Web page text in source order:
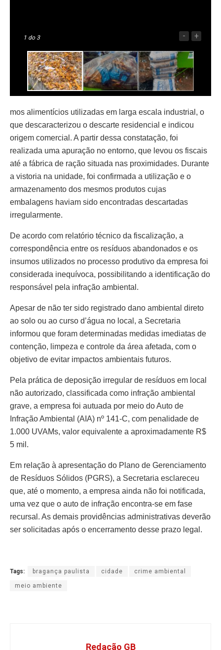
1 do 3 - +
mos alimentícios utilizadas em larga escala industrial, o
que descaracterizou o descarte residencial e indicou
origem comercial. A partir dessa constatação, foi
realizada uma apuração no entorno, que levou os fiscais
até a fábrica de ração situada nas proximidades. Durante
a vistoria na unidade, foi confirmada a utilização e o
armazenamento dos mesmos produtos cujas
embalagens haviam sido encontradas descartadas
irregularmente.
De acordo com relatório técnico da fiscalização, a
correspondência entre os resíduos abandonados e os
insumos utilizados no processo produtivo da empresa foi
considerada inequívoca, possibilitando a identificação do
responsável pela infração ambiental.
Apesar de não ter sido registrado dano ambiental direto
ao solo ou ao curso d’água no local, a Secretaria
informou que foram determinadas medidas imediatas de
contenção, limpeza e controle da área afetada, com o
objetivo de evitar impactos ambientais futuros.
Pela prática de deposição irregular de resíduos em local
não autorizado, classificada como infração ambiental
grave, a empresa foi autuada por meio do Auto de
Infração Ambiental (AIA) nº 141-C, com penalidade de
1.000 UVAMs, valor equivalente a aproximadamente R$
5 mil.
Em relação à apresentação do Plano de Gerenciamento
de Resíduos Sólidos (PGRS), a Secretaria esclareceu
que, até o momento, a empresa ainda não foi notificada,
uma vez que o auto de infração encontra-se em fase
recursal. As demais providências administrativas deverão
ser solicitadas após o encerramento desse prazo legal.
Tags: bragança paulista cidade crime ambiental
meio ambiente
Redação GB